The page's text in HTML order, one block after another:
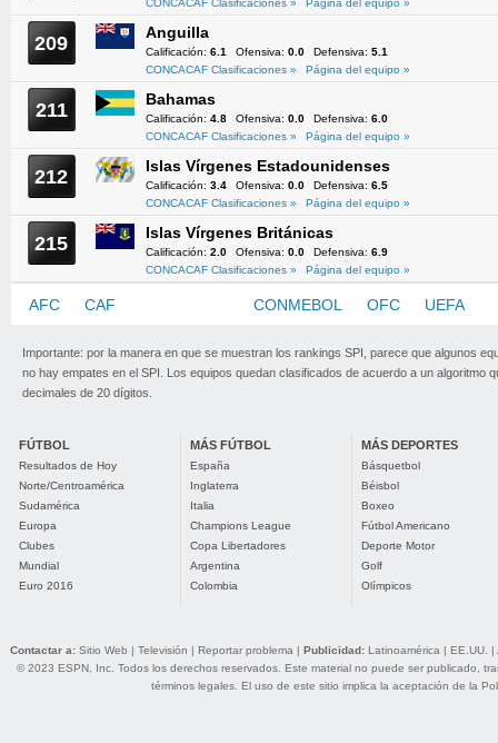
CONCACAF Clasificaciones »
Página del equipo »
209 Anguilla
Calificación: 6.1 Ofensiva: 0.0 Defensiva: 5.1
CONCACAF Clasificaciones »
Página del equipo »
211 Bahamas
Calificación: 4.8 Ofensiva: 0.0 Defensiva: 6.0
CONCACAF Clasificaciones »
Página del equipo »
212 Islas Vírgenes Estadounidenses
Calificación: 3.4 Ofensiva: 0.0 Defensiva: 6.5
CONCACAF Clasificaciones »
Página del equipo »
215 Islas Vírgenes Británicas
Calificación: 2.0 Ofensiva: 0.0 Defensiva: 6.9
CONCACAF Clasificaciones »
Página del equipo »
AFC CAF CONMEBOL OFC UEFA
Importante: por la manera en que se muestran los rankings SPI, parece que algunos
no hay empates en el SPI. Los equipos quedan clasificados de acuerdo a un algoritmo
decimales de 20 dígitos.
FÚTBOL
Resultados de Hoy
Norte/Centroamérica
Sudamérica
Europa
Clubes
Mundial
Euro 2016
MÁS FÚTBOL
España
Inglaterra
Italia
Champions League
Copa Libertadores
Argentina
Colombia
MÁS DEPORTES
Básquetbol
Béisbol
Boxeo
Fútbol Americano
Deporte Motor
Golf
Olímpicos
Contactar a: Sitio Web | Televisión | Reportar problema | Publicidad: Latinoamérica | EE.UU. |
© 2023 ESPN, Inc. Todos los derechos reservados. Este material no puede ser publicado,
términos legales. El uso de este sitio implica la aceptación de la